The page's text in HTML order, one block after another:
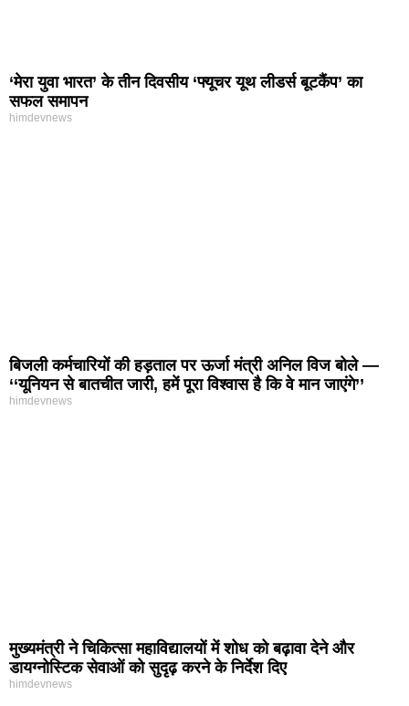
‘मेरा युवा भारत’ के तीन दिवसीय ‘फ्यूचर यूथ लीडर्स बूटकैंप’ का
सफल समापन
himdevnews
बिजली कर्मचारियों की हड़ताल पर ऊर्जा मंत्री अनिल विज बोले —
‘‘यूनियन से बातचीत जारी, हमें पूरा विश्वास है कि वे मान जाएंगे’’
himdevnews
मुख्यमंत्री ने चिकित्सा महाविद्यालयों में शोध को बढ़ावा देने और
डायग्नोस्टिक सेवाओं को सुदृढ़ करने के निर्देश दिए
himdevnews